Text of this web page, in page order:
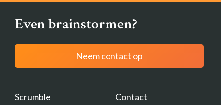
Even brainstormen?
Neem contact op
Scrumble Contact